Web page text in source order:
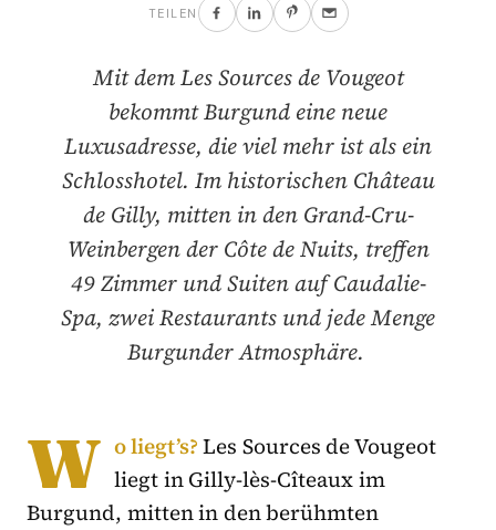
TEILEN
Mit dem Les Sources de Vougeot
bekommt Burgund eine neue
Luxusadresse, die viel mehr ist als ein
Schlosshotel. Im historischen Château
de Gilly, mitten in den Grand-Cru-
Weinbergen der Côte de Nuits, treffen
49 Zimmer und Suiten auf Caudalie-
Spa, zwei Restaurants und jede Menge
Burgunder Atmosphäre.
W o liegt’s?Les Sources de Vougeot
liegt in Gilly-lès-Cîteaux im
Burgund, mitten in den berühmten